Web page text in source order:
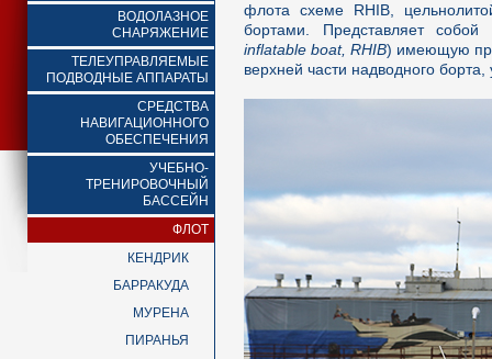
ВОДОЛАЗНОЕ
СНАРЯЖЕНИЕ
ТЕЛЕУПРАВЛЯЕМЫЕ
ПОДВОДНЫЕ АППАРАТЫ
СРЕДСТВА
НАВИГАЦИОННОГО
ОБЕСПЕЧЕНИЯ
УЧЕБНО-
ТРЕНИРОВОЧНЫЙ
БАССЕЙН
ФЛОТ
КЕНДРИК
БАРРАКУДА
МУРЕНА
ПИРАНЬЯ
флота схеме RHIB,
бортами. Представляет
inflatable boat, RHIB) имеющую
верхней части надводного